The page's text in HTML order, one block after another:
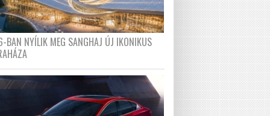
NYÍLIK MEG SANGHAJ ÚJ IKONIKUS